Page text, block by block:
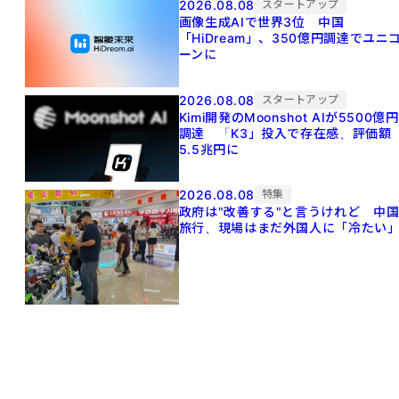
2026.08.08 スタートアップ
画像生成AIで世界3位 中国
「HiDream」、350億円調達でユニ
ーンに
2026.08.08 スタートアップ
Kimi開発のMoonshot AIが5500億円
調達 「K3」投入で存在感、評価額
5.5兆円に
2026.08.08 特集
政府は"改善する"と言うけれど 中国
旅行、現場はまだ外国人に「冷たい